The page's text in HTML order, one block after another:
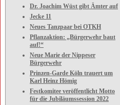
Dr. Joachim Wüst gibt Ämter auf
Jecke 11
Neues Tanzpaar bei OTKH
Pflanzaktion: „Bürgerwehr baut
auf!“
Neue Marie der Nippeser
Bürgerwehr
Prinzen-Garde Köln trauert um
Karl Heinz Hömig
Festkomitee veröffentlicht Motto
für die Jubiläumssession 2022